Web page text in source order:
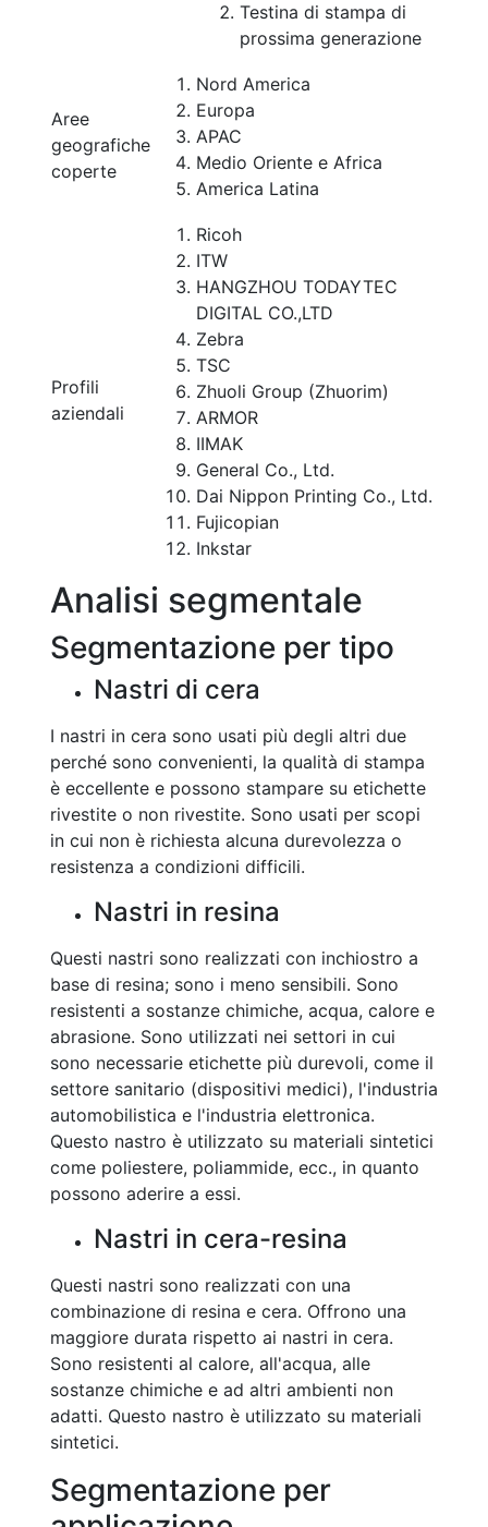
Testina di stampa di
prossima generazione
Aree
geografiche
coperte
Nord America
Europa
APAC
Medio Oriente e Africa
America Latina
Profili
aziendali
Ricoh
ITW
HANGZHOU TODAYTEC
DIGITAL CO.,LTD
Zebra
TSC
Zhuoli Group (Zhuorim)
ARMOR
IIMAK
General Co., Ltd.
Dai Nippon Printing Co., Ltd.
Fujicopian
Inkstar
Analisi segmentale
Segmentazione per tipo
Nastri di cera
I nastri in cera sono usati più degli altri due
perché sono convenienti, la qualità di stampa
è eccellente e possono stampare su etichette
rivestite o non rivestite. Sono usati per scopi
in cui non è richiesta alcuna durevolezza o
resistenza a condizioni difficili.
Nastri in resina
Questi nastri sono realizzati con inchiostro a
base di resina; sono i meno sensibili. Sono
resistenti a sostanze chimiche, acqua, calore e
abrasione. Sono utilizzati nei settori in cui
sono necessarie etichette più durevoli, come il
settore sanitario (dispositivi medici), l'industria
automobilistica e l'industria elettronica.
Questo nastro è utilizzato su materiali sintetici
come poliestere, poliammide, ecc., in quanto
possono aderire a essi.
Nastri in cera-resina
Questi nastri sono realizzati con una
combinazione di resina e cera. Offrono una
maggiore durata rispetto ai nastri in cera.
Sono resistenti al calore, all'acqua, alle
sostanze chimiche e ad altri ambienti non
adatti. Questo nastro è utilizzato su materiali
sintetici.
Segmentazione per